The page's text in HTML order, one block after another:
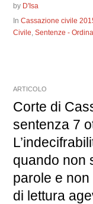
by D'Isa
InCassazione civile
Civile,Sentenze -
ARTICOLO
Corte di
sentenza 7
quando non
parole e
di lettura